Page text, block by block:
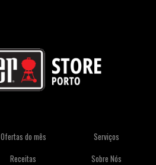
Ofertas do mês
Receitas
Serviços
Sobre Nós